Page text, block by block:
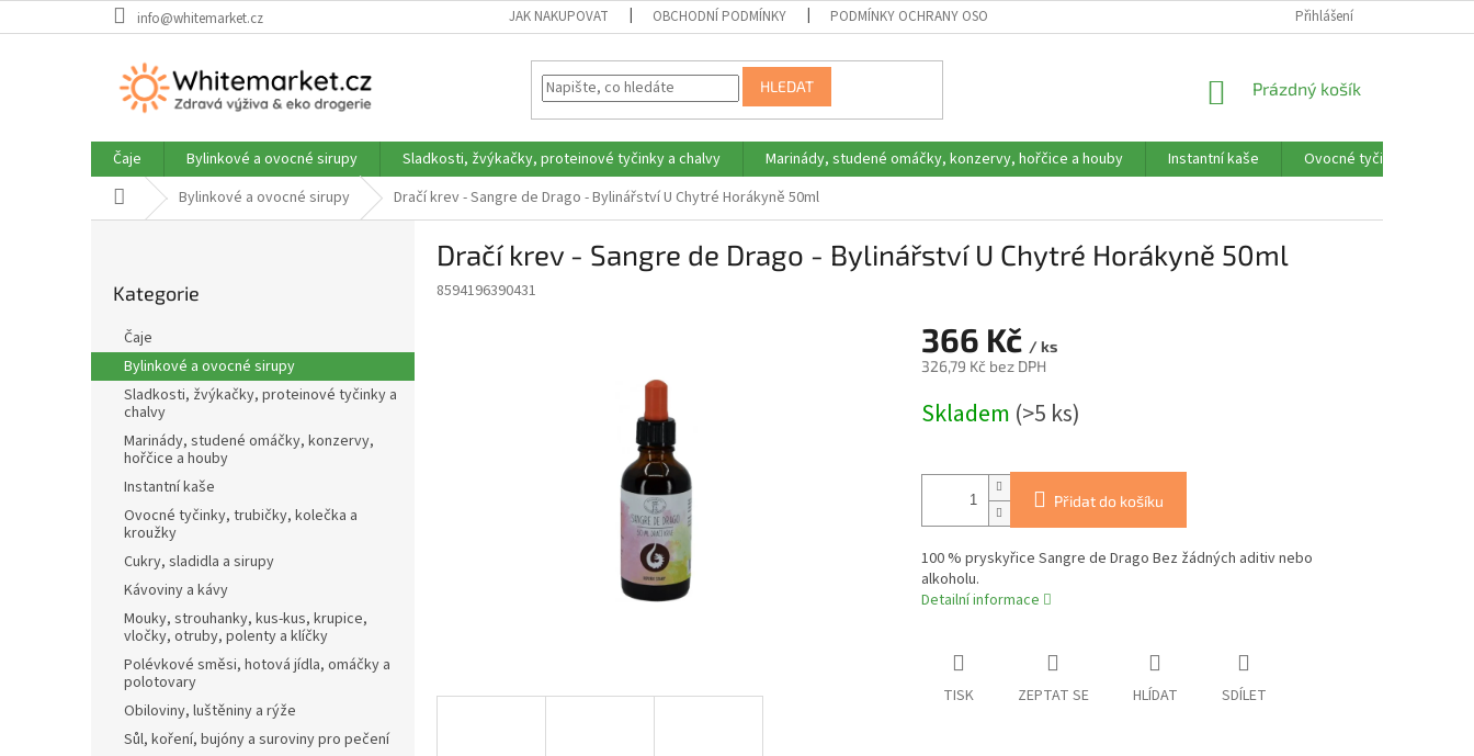
na
info@whitemarket.cz JAK NAKUPOVAT OBCHODNÍ PODMÍNKY PODMÍNKY OCHRANY OSOBNÍCH ÚDAJŮ Přihlášení
HLEDAT
NÁKUPNÍ
Prázdný košík
Čaje Bylinkové a ovocné sirupy Sladkosti, žvýkačky, proteinové tyčinky a chalvy Marinády, studené omáčky, konzervy, hořčice a houby Instantní kaše
Ovocné tyčinky,
Domů Bylinkové a ovocné sirupy Dračí krev - Sangre de Drago - Bylinářství U Chytré Horákyně 50ml
a
n
kategorie
Kategorie
Čaje
Bylinkové a ovocné sirupy
Sladkosti, žvýkačky, proteinové tyčinky a
chalvy
Marinády, studené omáčky, konzervy,
hořčice a houby
Instantní kaše
Ovocné tyčinky, trubičky, kolečka a
kroužky
Cukry, sladidla a sirupy
Kávoviny a kávy
Mouky, strouhanky, kus-kus, krupice,
vločky, otruby, polenty a klíčky
Polévkové směsi, hotová jídla, omáčky a
polotovary
Obiloviny, luštěniny a rýže
Sůl, koření, bujóny a suroviny pro pečení
Dračí krev - Sangre de Drago - Bylinářství U Chytré Horákyně 50ml
8594196390431
366 Kč / ks
326,79 Kč bez DPH
cena:
Skladem (>5 ks)
Přidat do košíku
100 % pryskyřice Sangre de Drago Bez žádných aditiv nebo
alkoholu.
Detailní informace
TISK ZEPTAT SE HLÍDAT SDÍLET